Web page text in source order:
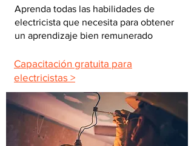
Aprenda todas las habilidades de
electricista que necesita para obtener
un aprendizaje bien remunerado
Capacitación gratuita para
electricistas >